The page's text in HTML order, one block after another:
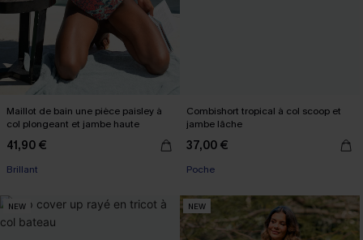
Maillot de bain une pièce paisley à
col plongeant et jambe haute
41,90 €
Brillant
Combishort tropical à col scoop et
jambe lâche
37,00 €
Poche
NEW NEW